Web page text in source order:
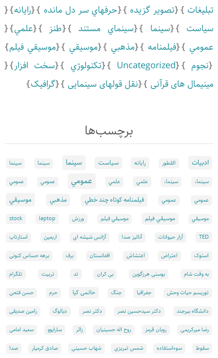
تبلیغات
تصویر گزیده حرفهاي سر دل مانده
رايانه
سياست
سينما سينماي مستند طنز
علمي
عمومي
فیلمنامه مذهبي موسيقي
موسيقي فيلم
نجوم
Uncategorized تكنولوژي
سخت افزار
مینیمال های قرآنی
نقل قولهای سینمایی گرافیک
برچسب‌ها
ادبيات القطور رايانه سياست سينما سينما سينما
سینما، سینما، علمي علمي عمومي عمومي عمومي
عمومي عمومي فيلمنامه كوتاه چند خطي مذهبي موسيقي
موسيقي موسيقي فيلم موسيقي فيلم ورزش laptop
stock
TED آزار حیوانات آنالیز صدا آژانس شیشه ای اربعین استارتاپ
استوک اعتراض اغتشاش افغانستان برف برهه حساس کنونی
به وقت شام بوسنی هرزگوین بی کران تد تربیت تلگرام
توریسم حیات وحش جغرافیا جنگ حاتمی کیا حرم حسن فتحی
دانشگاه بیرجند دکتر سیدحسین نصر دکتر نصر دیالوگ رامین صدیقی
رضا میرکریمی روبان قرمز روح اله حسینیان زائر سارایوو سعید امامی
سقوط سوءاستفاده شمس تبریزی شهاب حسینی صادق کرمیار صدا